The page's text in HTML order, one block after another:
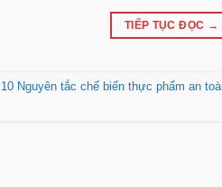
TIẾP TỤC ĐỌC →
10 Nguyên tắc chế biến thực phẩm an